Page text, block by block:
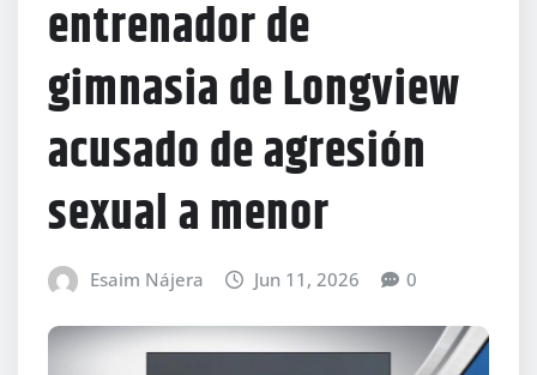
entrenador de
gimnasia de Longview
acusado de agresión
sexual a menor
Esaim Nájera Jun 11, 2026 0